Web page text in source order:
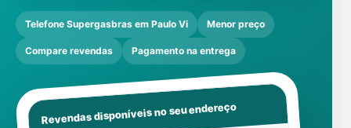
Telefone Supergasbras em Paulo Vi Menor preço
Compare revendas Pagamento na entrega
Revendas disponíveis no seu endereço